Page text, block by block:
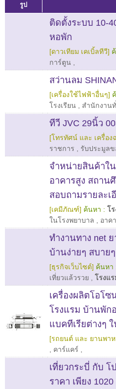
รูป
ติดตั้งระบบ 10-
หอพัก
[ดาวเทียม เคเบิ้ลทีวี]
การ์ตูน
สว่านลม
[เครื่องใช้ไฟฟ้าอื่นๆ]
โรงเรียน
สำนักงาน
ทีวี JVC 29นิ้ว
[โทรทัศน์ และ เครื่อง
ราชการ
รับประมูล
จำหน่ายสินค้าใ
อาคารสูง สถาน
สอบถามรายละเ
[เคมีภัณฑ์] ค้นหา : โ
ในโรงพยาบาล
อาค
ทำงานทาง net
บ้านง่ายๆ สบายๆ
[ธุรกิจเว็บไซต์] ค้นหา
เที่ยวแล้วรวย
โรงแ
เครื่องผลิตโอโ
โรงแรม บ้านพัก
แบคทีเรียต่างๆ
[รถยนต์ และ ยานพา
คาร์แคร์
เที่ยวกระบี่ กับ โ
ราคา เพียง